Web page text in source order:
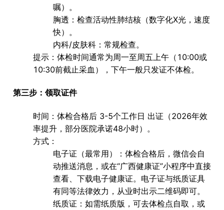
嘱）。
胸透 ：检查活动性肺结核（数字化X光，速度
快）。
内科/皮肤科 ：常规检查。
提示 ：体检时间通常为周一至周五上午 （10:00或
10:30前截止采血），下午一般只发证不体检。
第三步：领取证件
时间 ：体检合格后 3-5个工作日 出证（2026年效
率提升，部分医院承诺48小时）。
方式 ：
电子证 （最常用）：体检合格后，微信会自
动推送消息，或在“广西健康证”小程序中直接
查看、下载电子健康证。电子证与纸质证具
有同等法律效力，从业时出示二维码即可。
纸质证 ：如需纸质版，可去体检点自取，或